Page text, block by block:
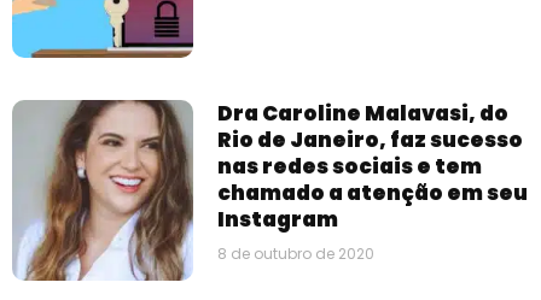
Dra Caroline Malavasi, do
Rio de Janeiro, faz sucesso
nas redes sociais e tem
chamado a atenção em seu
Instagram
8 de outubro de 2020